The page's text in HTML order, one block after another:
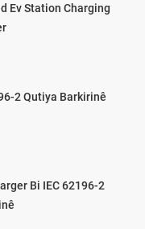
Ev Station Charging
2 Qutiya Barkirinê
Bi IEC 62196-2